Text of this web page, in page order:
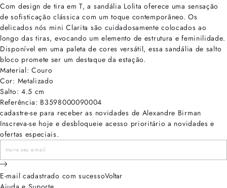
Com design de tira em T, a sandália Lolita oferece uma sensação
de sofisticação clássica com um toque contemporâneo. Os
delicados nós mini Clarita são cuidadosamente colocados ao
longo das tiras, evocando um elemento de estrutura e feminilidade.
Disponível em uma paleta de cores versátil, essa sandália de salto
bloco promete ser um destaque da estação.
Material: Couro
Cor: Metalizado
Salto: 4.5 cm
Referência: B3598000090004
cadastre-se para receber as novidades de Alexandre Birman
Inscreva-se hoje e desbloqueie acesso prioritário a novidades e
ofertas especiais.
E-mail cadastrado com sucessoVoltar